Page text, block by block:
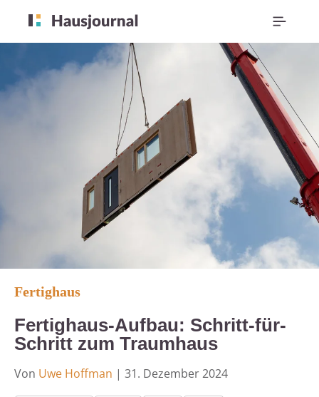
Fertighaus
Fertighaus-Aufbau: Schritt-für-
Schritt zum Traumhaus
Von Uwe Hoffman | 31. Dezember 2024